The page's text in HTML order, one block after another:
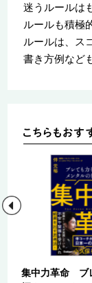
迷うルールは
ルールも積極
ルールは、ス
書き方例など
集中力革命 ブ